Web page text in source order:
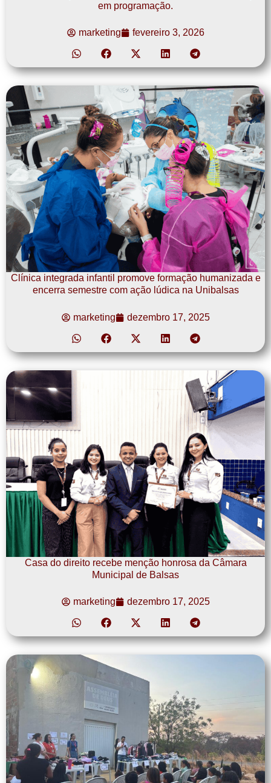
em programação.
marketing fevereiro 3, 2026
Clínica integrada infantil promove formação humanizada e
encerra semestre com ação lúdica na Unibalsas
marketing dezembro 17, 2025
Casa do direito recebe menção honrosa da Câmara
Municipal de Balsas
marketing dezembro 17, 2025